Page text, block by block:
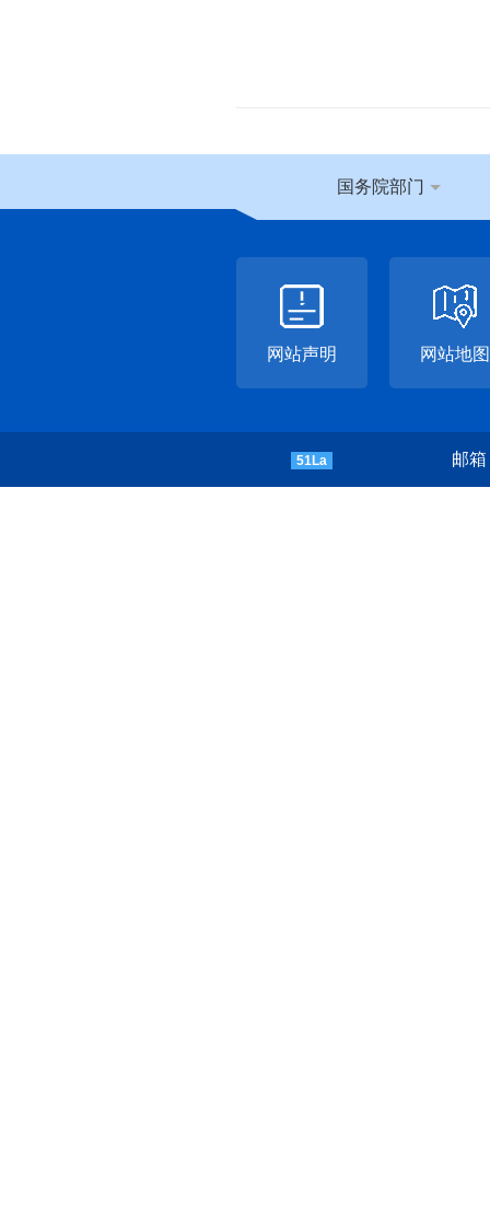
国务院部门
网站声明 网站地图
51La 邮